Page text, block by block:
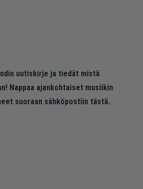
uutiskirje ja tiedät mistä
Nappaa ajankohtaiset musiikin
suoraan sähköpostiin tästä.